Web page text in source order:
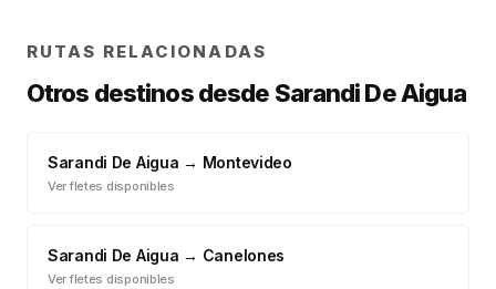
RUTAS RELACIONADAS
Otros destinos desde Sarandi De Aigua
Sarandi De Aigua → Montevideo
Ver fletes disponibles
Sarandi De Aigua → Canelones
Ver fletes disponibles